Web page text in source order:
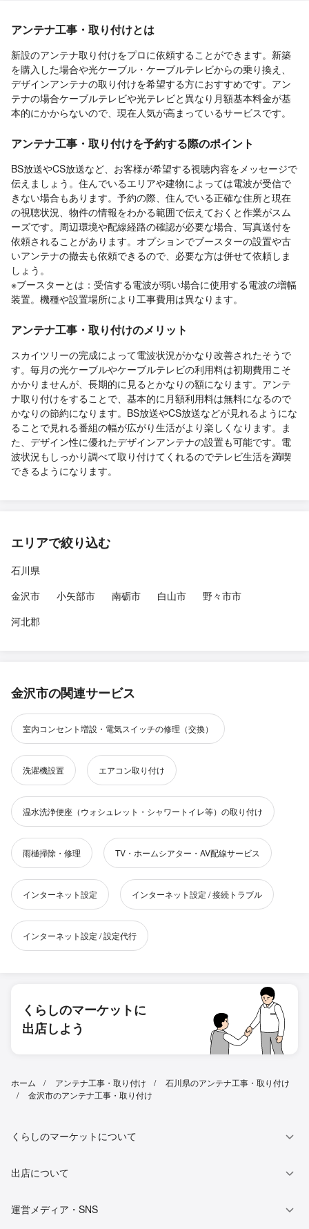
アンテナ工事・取り付けとは
新設のアンテナ取り付けをプロに依頼することができます。新築
を購入した場合や光ケーブル・ケーブルテレビからの乗り換え、
デザインアンテナの取り付けを希望する方におすすめです。アン
テナの場合ケーブルテレビや光テレビと異なり月額基本料金が基
本的にかからないので、現在人気が高まっているサービスです。
アンテナ工事・取り付けを予約する際のポイント
BS放送やCS放送など、お客様が希望する視聴内容をメッセージで
伝えましょう。住んでいるエリアや建物によっては電波が受信で
きない場合もあります。予約の際、住んでいる正確な住所と現在
の視聴状況、物件の情報をわかる範囲で伝えておくと作業がスム
ーズです。周辺環境や配線経路の確認が必要な場合、写真送付を
依頼されることがあります。オプションでブースターの設置や古
いアンテナの撤去も依頼できるので、必要な方は併せて依頼しま
しょう。
※ブースターとは：受信する電波が弱い場合に使用する電波の増幅
装置。機種や設置場所により工事費用は異なります。
アンテナ工事・取り付けのメリット
スカイツリーの完成によって電波状況がかなり改善されたそうで
す。毎月の光ケーブルやケーブルテレビの利用料は初期費用こそ
かかりませんが、長期的に見るとかなりの額になります。アンテ
ナ取り付けをすることで、基本的に月額利用料は無料になるので
かなりの節約になります。BS放送やCS放送などが見れるようにな
ることで見れる番組の幅が広がり生活がより楽しくなります。ま
た、デザイン性に優れたデザインアンテナの設置も可能です。電
波状況もしっかり調べて取り付けてくれるのでテレビ生活を満喫
できるようになります。
エリアで絞り込む
石川県
金沢市
小矢部市 南砺市 白山市
野々市市
河北郡
金沢市の関連サービス
室内コンセント増設・電気スイッチの修理（交換）
洗濯機設置 エアコン取り付け
温水洗浄便座（ウォシュレット・シャワートイレ等）の取り付け
雨樋掃除・修理 TV・ホームシアター・AV配線サービス
インターネット設定 インターネット設定 / 接続トラブル
インターネット設定 / 設定代行
くらしのマーケットに
出店しよう
ホーム アンテナ工事・取り付け
石川県のアンテナ工事・取り付け
金沢市のアンテナ工事・取り付け
くらしのマーケットについて
出店について
運営メディア・SNS